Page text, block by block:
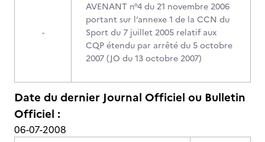
-
AVENANT n°4 du 21 novembre 2006
portant sur l’annexe 1 de la CCN du
Sport du 7 juillet 2005 relatif aux
CQP étendu par arrêté du 5 octobre
2007 (JO du 13 octobre 2007)
Date du dernier Journal Officiel ou Bulletin
Officiel :
06-07-2008